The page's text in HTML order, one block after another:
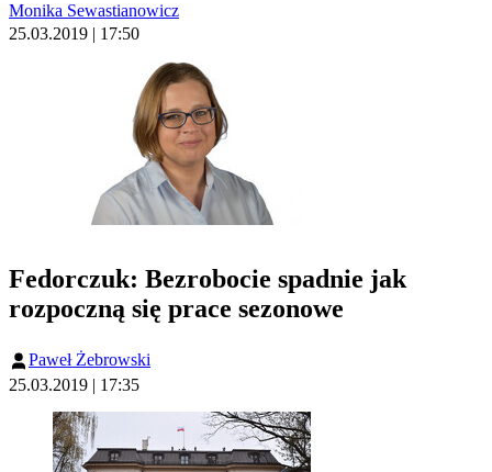
Monika Sewastianowicz
25.03.2019 | 17:50
Fedorczuk: Bezrobocie spadnie jak
rozpoczną się prace sezonowe
Paweł Żebrowski
25.03.2019 | 17:35